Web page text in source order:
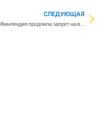
СЛЕДУЮЩАЯ
Финляндия продлила запрет на въезд российских туристов: названы новые сроки